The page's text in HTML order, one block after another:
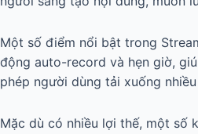
Một số điểm nổi bật trong
động auto-record và hẹn giờ,
phép người dùng tải xuống
Mặc dù có nhiều lợi thế, một số